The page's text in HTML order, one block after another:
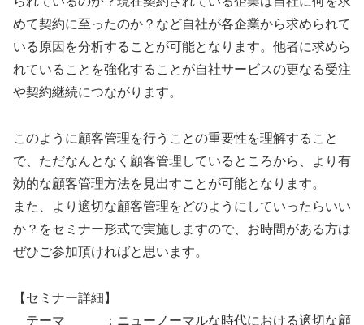
めて契約に至ったのか？など自社が各企業から求められて
いる原因を分析することが可能となります。他者に求めら
れていることを強化することが自社サービスの更なる受注
や契約継続につながります。
このように顧客管理を行うことの重要性を理解すること
で、ただなんとなく顧客管理しているところから、より有
効的な顧客管理方法を見出すことが可能となります。
また、より適切な顧客管理をどのようにしていったらいい
か？をセミナー形式で実施しますので、お時間がある方は
ぜひご参加頂ければと思います。
【セミナー詳細】
テーマ ：ニューノーマルな時代における適切な顧